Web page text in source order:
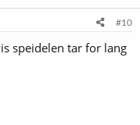
#10
speidelen tar for lang